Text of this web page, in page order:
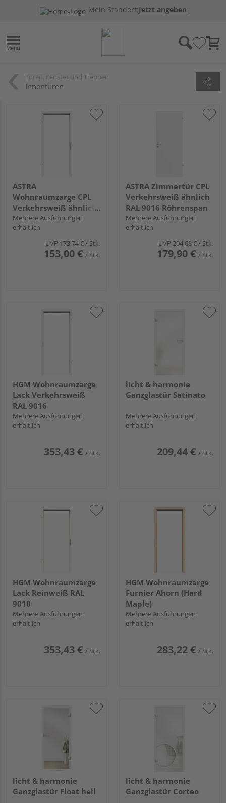
Mein Standort:Jetzt angeben
Innentüren
ASTRA
Wohnraumzarge CPL
Verkehrsweiß ähnlich
RAL 9016
Mehrere Ausführungen
erhältlich
UVP 173,74 €/ Stk.
153,00 € / Stk.
ASTRA Zimmertür CPL
Verkehrsweiß ähnlich
RAL 9016 Röhrenspan
Mehrere Ausführungen
erhältlich
UVP 204,68 €/ Stk.
179,90 € / Stk.
HGM Wohnraumzarge
Lack Verkehrsweiß
RAL 9016
Mehrere Ausführungen
erhältlich
353,43 € / Stk.
licht & harmonie
Ganzglastür Satinato
Mehrere Ausführungen
erhältlich
209,44 € / Stk.
HGM Wohnraumzarge
Lack Reinweiß RAL
9010
Mehrere Ausführungen
erhältlich
353,43 € / Stk.
HGM Wohnraumzarge
Furnier Ahorn (Hard
Maple)
Mehrere Ausführungen
erhältlich
283,22 € / Stk.
licht & harmonie
Ganzglastür Float hell
licht & harmonie
Ganzglastür Corteo